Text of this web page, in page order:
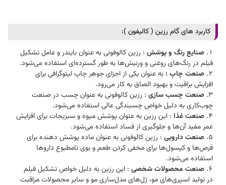
کاربرد های گام رزین ( کالیفون ):
صنایع رنگ و پوشش : رزین کالوفونی به عنوان بایندر و عامل تشکیل
فیلم در رنگ‌های روغنی و ورنیش‌ها به طور گسترده‌ای استفاده می‌شود.
​صنعت چاپ : به عنوان یکی از اجزای جوهر چاپ لیتوگرافی برای
افزایش براقیت و بهبود الصاق به کار می‌رود.
صنعت چسب‌ سازی : رزین کالوفونی به عنوان چسب در صنعت
چوب‌کاری به دلیل خواص چسبندگی عالی استفاده می‌شود.
صنعت غذا : این رزین به عنوان پوشش میوه و سبزیجات برای افزایش
عمر مفید آن‌ها و جلوگیری از فساد استفاده می‌شود.
صنعت دارویی : رزین کالوفونی به عنوان ماده پوشش دهنده برای
قرص‌ها و کپسول‌ها برای مخفی کردن طعم و بوی نامطبوع داروها
استفاده می‌شود.
صنعت محصولات شخصی : این رزین به دلیل خواص تشکیل فیلم
در تولید اسپری‌های مو، ژل‌های مدل‌سازی مو و سایر محصولات مراقبت